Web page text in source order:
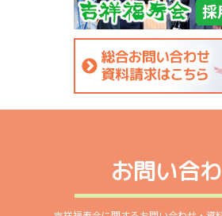
お問い合